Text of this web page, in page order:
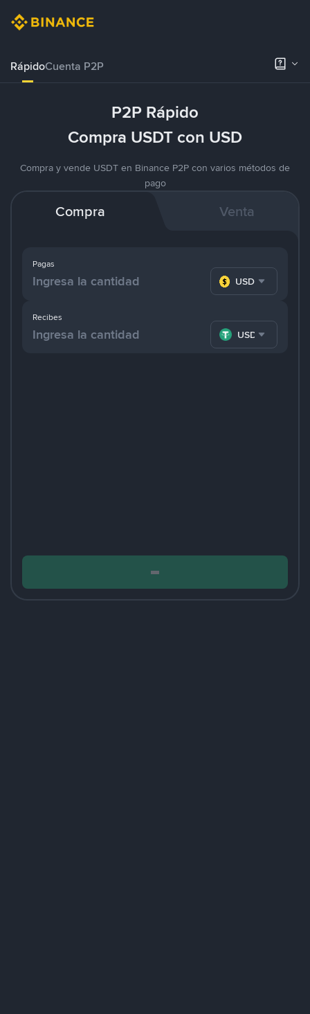
RápidoCuenta P2P
P2P Rápido
Compra USDT con USD
Compra y vende USDT en Binance P2P con varios métodos de
pago
Compra Venta
Pagas
USD
Recibes
USDT